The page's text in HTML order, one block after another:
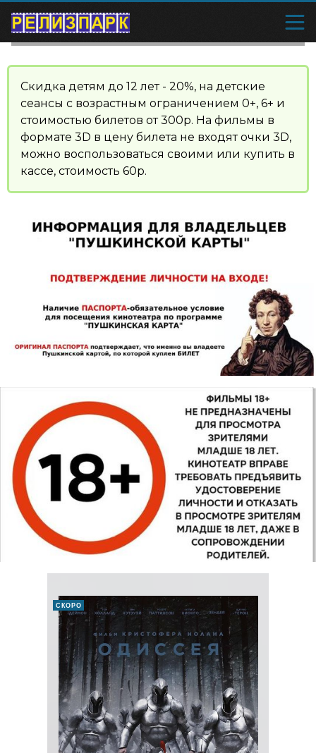
Скидка детям до 12 лет - 20%, на детские
сеансы с возрастным ограничением 0+, 6+ и
стоимостью билетов от 300р. На фильмы в
формате 3D в цену билета не входят очки 3D,
можно воспользоваться своими или купить в
кассе, стоимость 60р.
СКОРО